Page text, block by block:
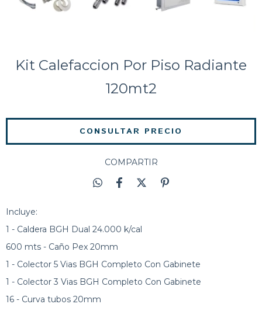
Kit Calefaccion Por Piso Radiante
120mt2
COMPARTIR
Incluye:
1 - Caldera BGH Dual 24.000 k/cal
600 mts - Caño Pex 20mm
1 - Colector 5 Vias BGH Completo Con Gabinete
1 - Colector 3 Vias BGH Completo Con Gabinete
16 - Curva tubos 20mm